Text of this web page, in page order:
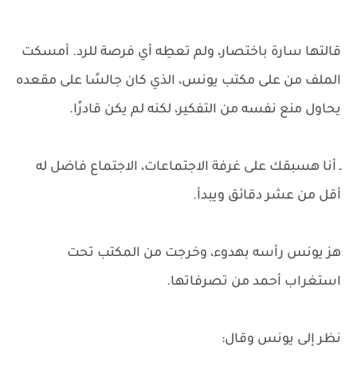
قالتها سارة باختصار، ولم تعطِه أي فرصة للرد. أمسكت
الملف من على مكتب يونس، الذي كان جالسًا على مقعده
يحاول منع نفسه من التفكير، لكنه لم يكن قادرًا.
ـ أنا هسبقك على غرفة الاجتماعات، الاجتماع فاضل له
أقل من عشر دقائق ويبدأ.
هز يونس رأسه بهدوء، وخرجت من المكتب تحت
استغراب أحمد من تصرفاتها.
نظر إلى يونس وقال: